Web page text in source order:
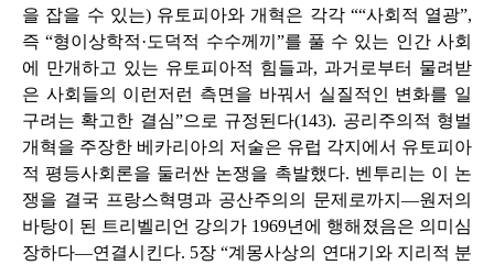
을 잡을 수 있는) 유토피아와 개혁은 각각 ““사회적 열광”,
즉 “형이상학적·도덕적 수수께끼”를 풀 수 있는 인간 사회
에 만개하고 있는 유토피아적 힘들과, 과거로부터 물려받
은 사회들의 이런저런 측면을 바꿔서 실질적인 변화를 일
구려는 확고한 결심”으로 규정된다(143). 공리주의적 형벌
개혁을 주장한 베카리아의 저술은 유럽 각지에서 유토피아
적 평등사회론을 둘러싼 논쟁을 촉발했다. 벤투리는 이 논
쟁을 결국 프랑스혁명과 공산주의의 문제로까지―원저의
바탕이 된 트리벨리언 강의가 1969년에 행해졌음은 의미심
장하다―연결시킨다. 5장 “계몽사상의 연대기와 지리적 분